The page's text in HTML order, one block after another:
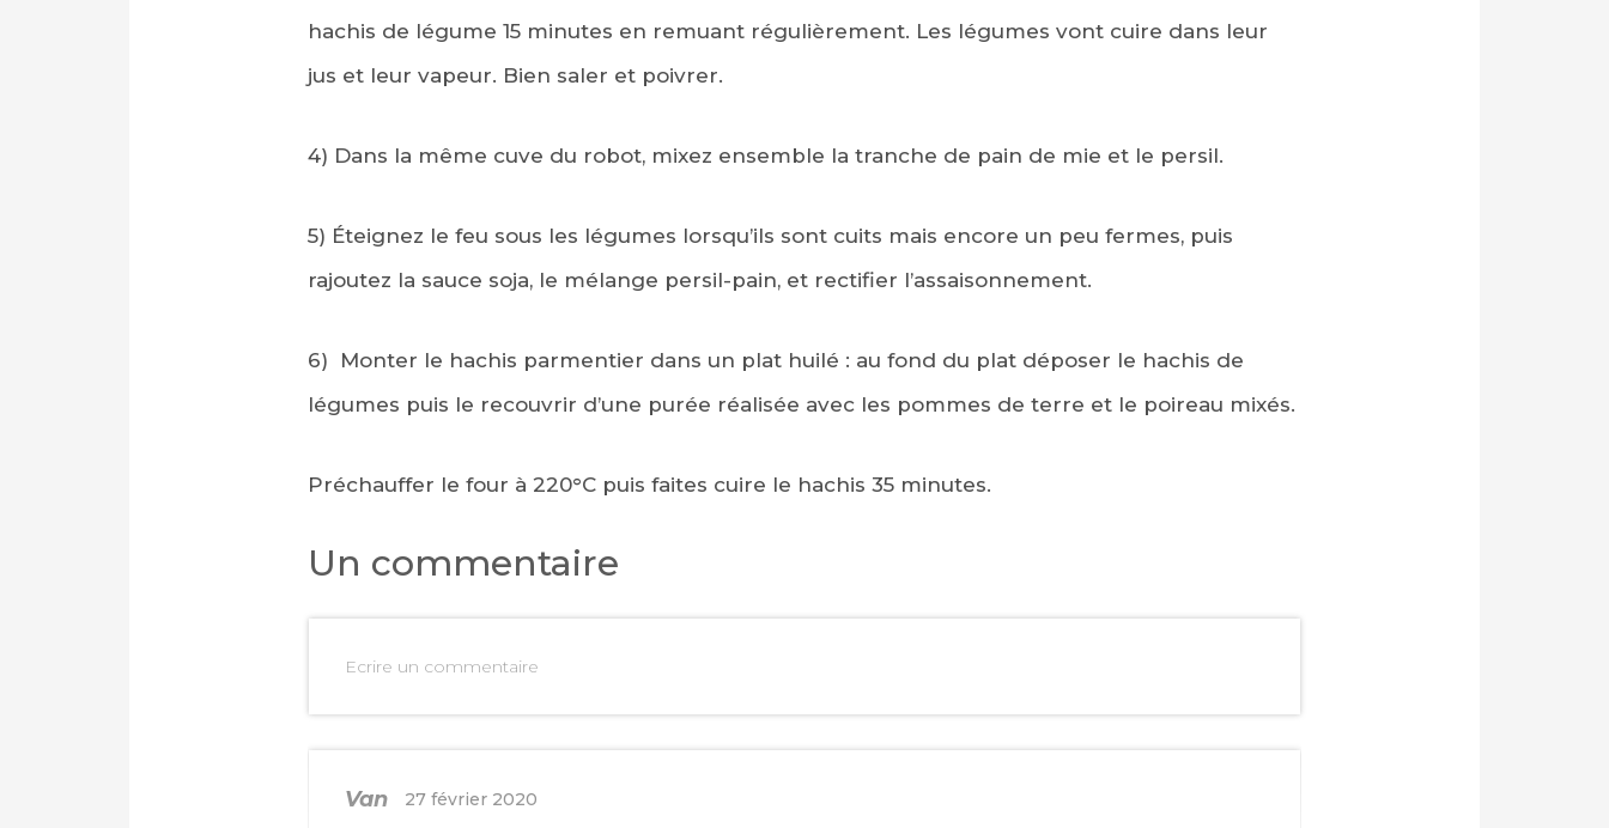
hachis de légume 15 minutes en remuant régulièrement. Les légumes vont cuire dans leur
jus et leur vapeur. Bien saler et poivrer.
4) Dans la même cuve du robot, mixez ensemble la tranche de pain de mie et le persil.
5) Éteignez le feu sous les légumes lorsqu’ils sont cuits mais encore un peu fermes, puis
rajoutez la sauce soja, le mélange persil-pain, et rectifier l’assaisonnement.
6)
Monter le hachis parmentier dans un plat huilé : au fond du plat déposer le hachis de
légumes puis le recouvrir d’une purée réalisée avec les pommes de terre et le poireau mixés.
Préchauffer le four à 220°C puis faites cuire le hachis 35 minutes.
Un commentaire
Ecrire un commentaire
Van 27 février 2020